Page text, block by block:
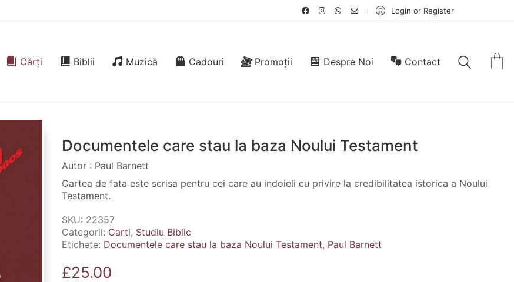
Login or Register
Cărți Biblii Muzică Cadouri Promoții Despre Noi Contact
Documentele care stau la baza Noului Testament
Autor : Paul Barnett
Cartea de fata este scrisa pentru cei care au indoieli cu privire la credibilitatea istorica a Noului
Testament.
SKU: 22357
Categorii: Carti, Studiu Biblic
Etichete: Documentele care stau la baza Noului Testament, Paul Barnett
£25.00